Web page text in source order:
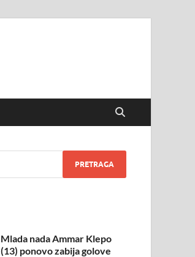
Mlada nada Ammar Klepo
(13) ponovo zabija golove